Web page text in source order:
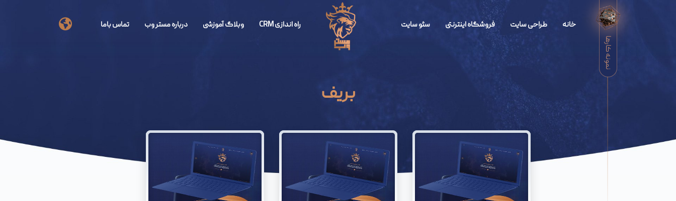
نمونه کارها
خانه طراحی سایت فروشگاه اینترنتی سئو سایت راه اندازی CRM وبلاگ آموزشی درباره مستر وب تماس باما
بریف